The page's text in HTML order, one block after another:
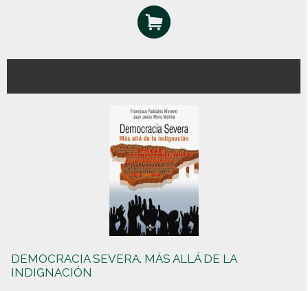
DEMOCRACIA SEVERA. MÁS ALLÁ DE LA
INDIGNACIÓN